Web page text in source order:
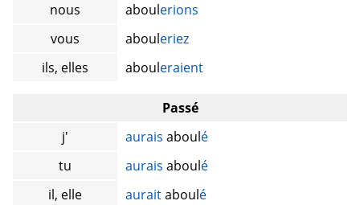
nous
aboulerions
vous
abouleriez
ils, elles
abouleraient
Passé
j'
aurais aboulé
tu
aurais aboulé
il, elle
auraitaboulé